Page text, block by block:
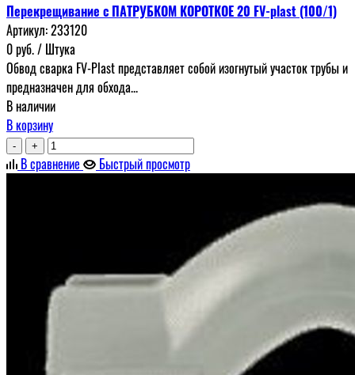
Перекрещивание с ПАТРУБКОМ КОРОТКОЕ 20 FV-plast (100/1)
Артикул:233120
0руб./ Штука
Обвод сварка FV-Plast представляет собой изогнутый участок трубы и
предназначен для обхода...
В наличии
В корзину
- +
В сравнение Быстрый просмотр